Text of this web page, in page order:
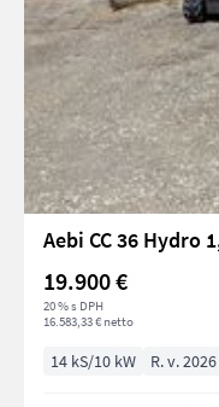
Aebi CC 36 Hydro
19.900 €
20 % s DPH
16.583,33 € netto
14 kS/10 kW R. v. 2026